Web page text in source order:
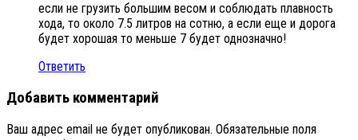
если не грузить большим весом и соблюдать плавность
хода, то около 7.5 литров на сотню, а если еще и дорога
будет хорошая то меньше 7 будет однозначно!
Ответить
Добавить комментарий
Ваш адрес email не будет опубликован. Обязательные поля